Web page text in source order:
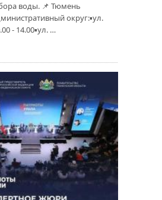
воды. 📌 Тюмень
округ:▪️ул.
- 14.00▪️ул. …